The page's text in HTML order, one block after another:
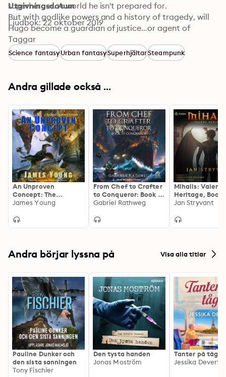
superheroes. A world he isn't prepared for.
But with godlike powers and a history of tragedy, will
Hugo become a guardian of justice...or agent of
chaos?
Warning: Contains moderate swearing and big damn
superhero action. If you're not a fan of moderate
might not be for you.
Utgivningsdatum
Ljudbok: 22 oktober 2019
Taggar
Science fantasyUrban fantasySuperhjältarSteampunk
Andra gillade också ...
An Unproven
Concept: The
Unfortunate
Spaceliner Titanic
James Young
From Chef to Crafter
to Conqueror: Book 4:
Conqueror: Part 1
Gabriel Rathweg
Mihalis: Valens
Heritage, Book
Jan Stryvant
Andra börjar lyssna på Visa alla titlar
Pauline Dunker och
den sista sanningen
Tony Fischier
Den tysta handen
Jonas Moström
Tanter på tåg
Jessika Devert